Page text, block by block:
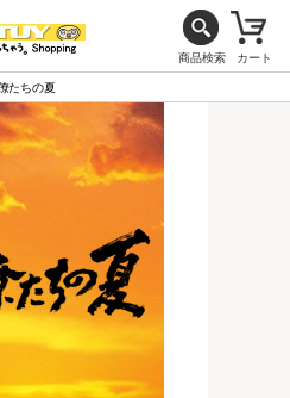
商品検索 カート
たちの夏